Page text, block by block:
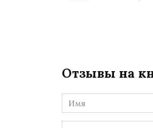
Отзывы на
Имя
*